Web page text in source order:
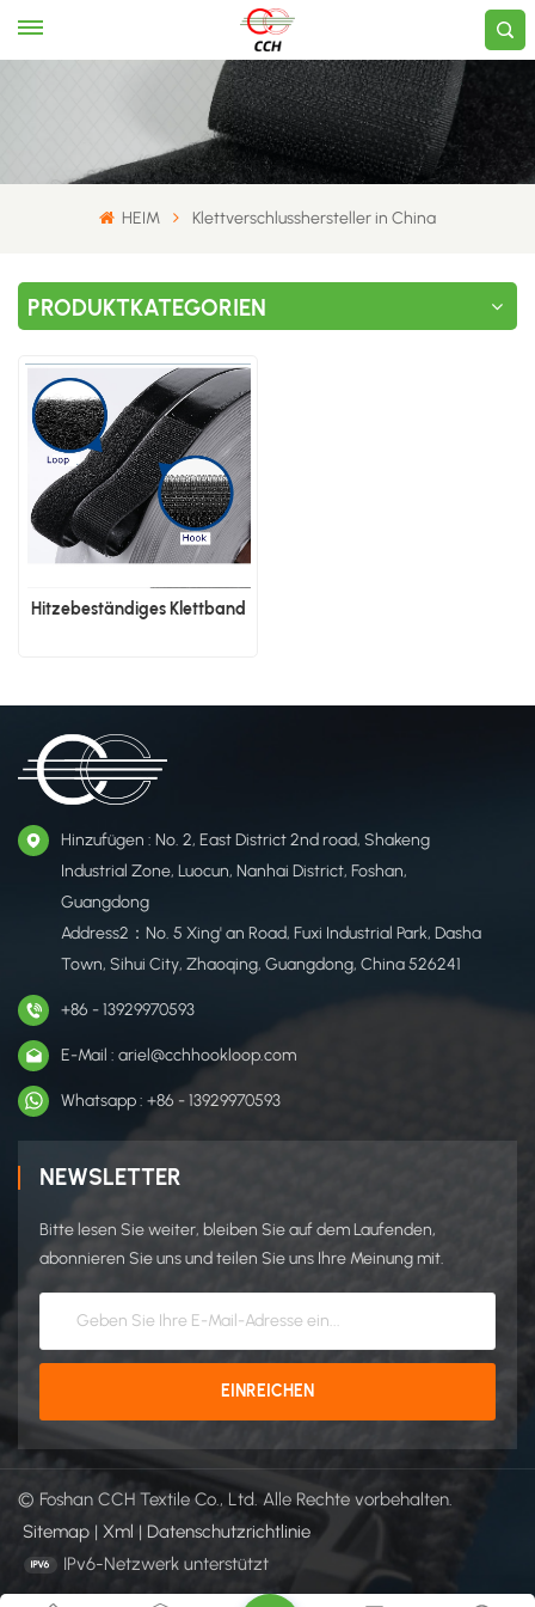
HEIM Klettverschlusshersteller in China
PRODUKTKATEGORIEN
Hitzebeständiges Klettband
Hinzufügen : No. 2, East District 2nd road, Shakeng
Industrial Zone, Luocun, Nanhai District, Foshan,
Guangdong
Address2：No. 5 Xing' an Road, Fuxi Industrial Park, Dasha
Town, Sihui City, Zhaoqing, Guangdong, China 526241
+86 - 13929970593
E-Mail : ariel@cchhookloop.com
Whatsapp : +86 - 13929970593
NEWSLETTER
Bitte lesen Sie weiter, bleiben Sie auf dem Laufenden,
abonnieren Sie uns und teilen Sie uns Ihre Meinung mit.
© Foshan CCH Textile Co., Ltd. Alle Rechte vorbehalten.
Sitemap | Xml | Datenschutzrichtlinie
IPv6-Netzwerk unterstützt